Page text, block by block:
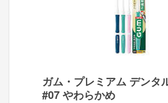
ガム・プレミアム デンタ
#07 やわらかめ